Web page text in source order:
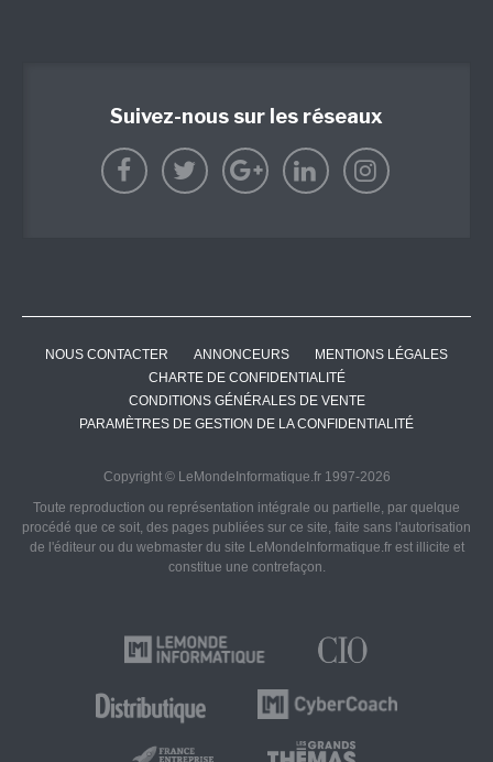
Suivez-nous sur les réseaux
NOUS CONTACTER ANNONCEURS
MENTIONS LÉGALES
CHARTE DE CONFIDENTIALITÉ
CONDITIONS GÉNÉRALES DE VENTE
PARAMÈTRES DE GESTION DE LA CONFIDENTIALITÉ
Copyright © LeMondeInformatique.fr 1997-2026
Toute reproduction ou représentation intégrale ou partielle, par quelque
procédé que ce soit, des pages publiées sur ce site, faite sans l'autorisation
de l'éditeur ou du webmaster du site LeMondeInformatique.fr est illicite et
constitue une contrefaçon.